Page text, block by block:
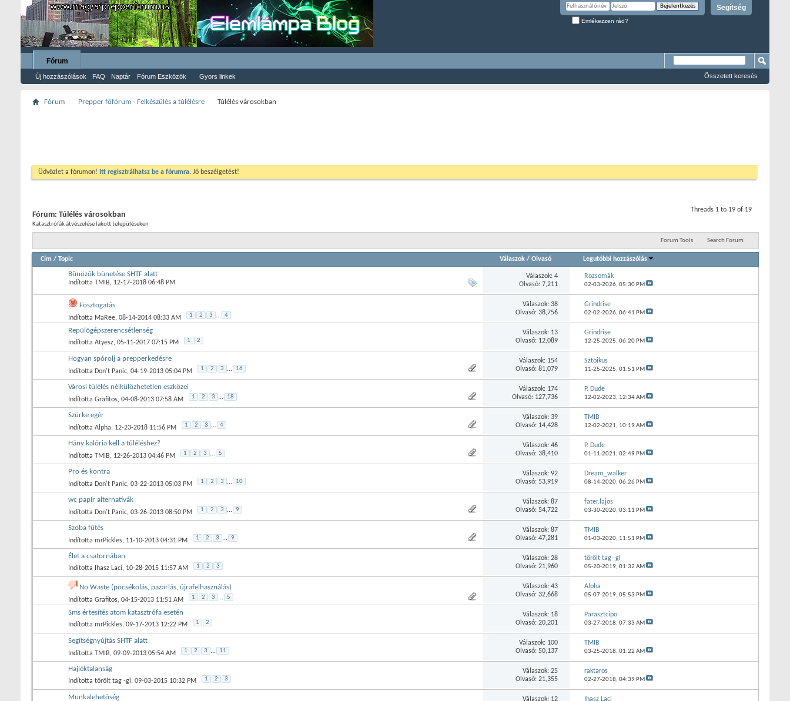
Segítség
Emlékezzen rád?
Fórum
Új hozzászólások FAQ Naptár Fórum Eszközök Gyors linkek Összetett keresés
Fórum Prepper főfórum - Felkészülés a túlélésre Túlélés városokban
Üdvözlet a fórumon! Itt regisztrálhatsz be a fórumra. Jó beszélgetést!
Threads 1 to 19 of 19
Fórum: Túlélés városokban
Katasztrófák átvészelése lakott településeken
Forum Tools Search Forum
Cím / Topic Válaszok /Olvasó Legutóbbi hozzászólás
Bûnözõk bünetése SHTF alatt
Indította TMIB‎, 12-17-2018 06:48 PM
Válaszok: 4
Olvasó: 7,211
Rozsomák
02-03-2026, 05:30 PM
Fosztogatás
Indította MaRee‎, 08-14-2014 08:33 AM 1 2 3 ... 4
Válaszok: 38
Olvasó: 38,756
Grindrise
02-02-2026, 06:41 PM
Repülõgépszerencsétlenség
Indította Atyesz‎, 05-11-2017 07:15 PM 1 2
Válaszok: 13
Olvasó: 12,089
Grindrise
12-25-2025, 06:20 PM
Hogyan spórolj a prepperkedésre
Indította Don't Panic‎, 04-19-2013 05:04 PM 1 2 3 ... 16
Válaszok: 154
Olvasó: 81,079
Sztoikus
11-25-2025, 01:51 PM
Városi túlélés nélkülözhetetlen eszközei
Indította Grafitos‎, 04-08-2013 07:58 AM 1 2 3 ... 18
Válaszok: 174
Olvasó: 127,736
P. Dude
12-02-2023, 12:34 AM
Szürke egér
Indította Alpha‎, 12-23-2018 11:56 PM 1 2 3 ... 4
Válaszok: 39
Olvasó: 14,428
TMIB
12-02-2021, 10:19 AM
Hány kalória kell a túléléshez?
Indította TMIB‎, 12-26-2013 04:46 PM 1 2 3 ... 5
Válaszok: 46
Olvasó: 38,410
P. Dude
01-11-2021, 02:49 PM
Pro és kontra
Indította Don't Panic‎, 03-22-2013 05:03 PM 1 2 3 ... 10
Válaszok: 92
Olvasó: 53,919
Dream_walker
08-14-2020, 06:26 PM
wc papír alternatívák
Indította Don't Panic‎, 03-26-2013 08:50 PM 1 2 3 ... 9
Válaszok: 87
Olvasó: 54,722
fater.lajos
03-30-2020, 03:11 PM
Szoba fûtés
Indította mrPickles‎, 11-10-2013 04:31 PM 1 2 3 ... 9
Válaszok: 87
Olvasó: 47,281
TMIB
01-03-2020, 11:51 PM
Élet a csatornában
Indította Ihasz Laci‎, 10-28-2015 11:57 AM 1 2 3
Válaszok: 28
Olvasó: 21,960
törölt tag -gl
05-20-2019, 01:32 AM
No Waste (pocsékolás, pazarlás, újrafelhasználás)
Indította Grafitos‎, 04-15-2013 11:51 AM 1 2 3 ... 5
Válaszok: 43
Olvasó: 32,668
Alpha
05-07-2019, 05:53 PM
Sms értesítés atom katasztrófa esetén
Indította mrPickles‎, 09-17-2013 12:22 PM 1 2
Válaszok: 18
Olvasó: 20,201
Parasztcipo
03-27-2018, 07:33 AM
Segítségnyújtás SHTF alatt
Indította TMIB‎, 09-09-2013 05:54 AM 1 2 3 ... 11
Válaszok: 100
Olvasó: 50,137
TMIB
03-25-2018, 01:22 AM
Hajléktalanság
Indította törölt tag -gl ‎, 09-03-2015 10:32 PM 1 2 3
Válaszok: 25
Olvasó: 21,355
raktaros
02-27-2018, 04:39 PM
Munkalehetõség
Válaszok: 12
Ihasz Laci